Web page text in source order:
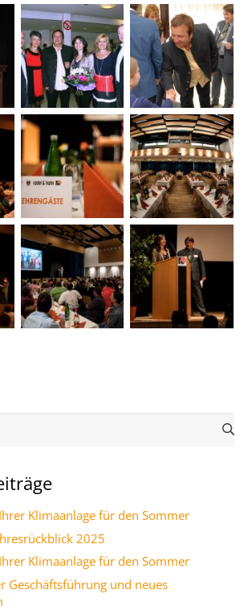
Klimaanlage für den Sommer
2025
Klimaanlage für den Sommer
Geschäftsführung und neues